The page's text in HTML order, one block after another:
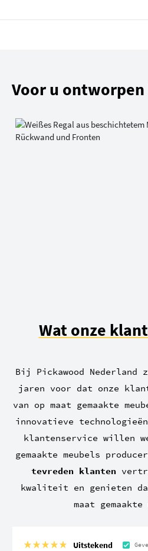
Voor u
Wat onze
Bij Pickawood Nederland
jaren voor dat onze
van op maat gemaakte
innovatieve
klantenservice willen
gemaakte meubels
tevreden klanten
kwaliteit en genieten
maat gemaakte
Uitstekend